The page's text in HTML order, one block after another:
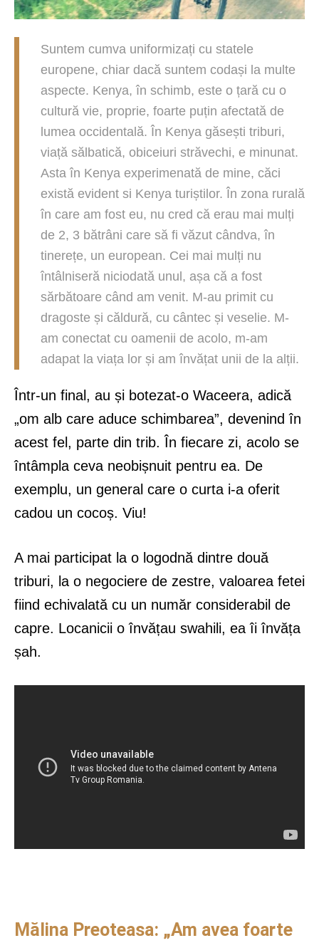
Suntem cumva uniformizați cu statele
europene, chiar dacă suntem codași la multe
aspecte. Kenya, în schimb, este o țară cu o
cultură vie, proprie, foarte puțin afectată de
lumea occidentală. În Kenya găsești triburi,
viață sălbatică, obiceiuri străvechi, e minunat.
Asta în Kenya experimenată de mine, căci
există evident si Kenya turiștilor. În zona rurală
în care am fost eu, nu cred că erau mai mulți
de 2, 3 bătrâni care să fi văzut cândva, în
tinerețe, un european. Cei mai mulți nu
întâlniseră niciodată unul, așa că a fost
sărbătoare când am venit. M-au primit cu
dragoste și căldură, cu cântec și veselie. M-
am conectat cu oamenii de acolo, m-am
adapat la viața lor și am învățat unii de la alții.
Într-un final, au și botezat-o Waceera, adică
„om alb care aduce schimbarea”, devenind în
acest fel, parte din trib. În fiecare zi, acolo se
întâmpla ceva neobișnuit pentru ea. De
exemplu, un general care o curta i-a oferit
cadou un cocoș. Viu!
A mai participat la o logodnă dintre două
triburi, la o negociere de zestre, valoarea fetei
fiind echivalată cu un număr considerabil de
capre. Locanicii o învățau swahili, ea îi învăța
șah.
Mălina Preoteasa: „Am avea foarte